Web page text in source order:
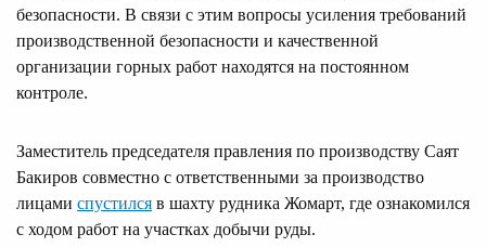
безопасности. В связи с этим вопросы усиления требований
производственной безопасности и качественной
организации горных работ находятся на постоянном
контроле.
Заместитель председателя правления по производству Саят
Бакиров совместно с ответственными за производство
лицами спустился в шахту рудника Жомарт, где ознакомился
с ходом работ на участках добычи руды.